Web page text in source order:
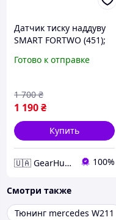
Датчик тиску наддуву
SMART FORTWO (451);
CLASS (W203, W204), E-
0261230191
Готово к отправке
1 190₴
1 700 ₴
Купить
🇺🇦 GearHub 🇺🇦 100%
Смотри также
Тюнинг mercedes W211